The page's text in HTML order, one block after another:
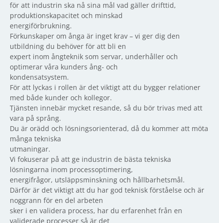
för att industrin ska nå sina mål vad gäller drifttid,
produktionskapacitet och minskad
energiförbrukning.
Förkunskaper om ånga är inget krav – vi ger dig den
utbildning du behöver för att bli en
expert inom ångteknik som servar, underhåller och
optimerar våra kunders ång- och
kondensatsystem.
För att lyckas i rollen är det viktigt att du bygger relationer
med både kunder och kollegor.
Tjänsten innebär mycket resande, så du bör trivas med att
vara på språng.
Du är orädd och lösningsorienterad, då du kommer att möta
många tekniska
utmaningar.
Vi fokuserar på att ge industrin de bästa tekniska
lösningarna inom processoptimering,
energifrågor, utsläppsminskning och hållbarhetsmål.
Därför är det viktigt att du har god teknisk förståelse och är
noggrann för en del arbeten
sker i en validera process, har du erfarenhet från en
validerade processer så är det